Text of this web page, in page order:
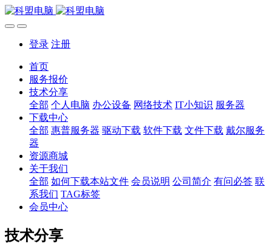
登录 注册
首页
服务报价
技术分享
全部 个人电脑 办公设备 网络技术 IT小知识 服务器
下载中心
全部 惠普服务器 驱动下载 软件下载 文件下载 戴尔服务
器
资源商城
关于我们
全部 如何下载本站文件 会员说明 公司简介 有问必答 联
系我们 TAG标签
会员中心
技术分享